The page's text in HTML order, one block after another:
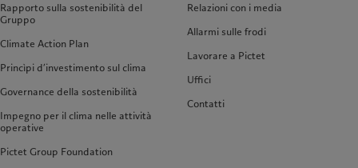
Rapporto sulla sostenibilità del
Gruppo
Climate Action Plan
Princìpi d’investimento sul clima
Governance della sostenibilità
Impegno per il clima nelle attività
operative
Pictet Group Foundation
Relazioni con i media
Allarmi sulle frodi
Lavorare a Pictet
Uffici
Contatti